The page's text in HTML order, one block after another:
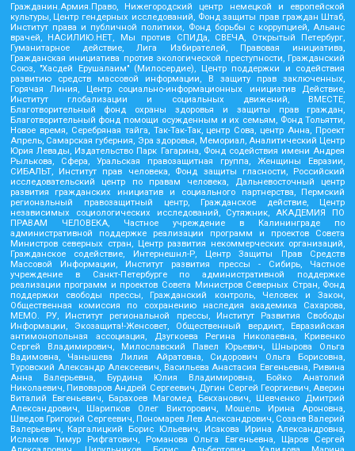
Гражданин.Армия.Право, Нижегородский центр немецкой и европейской
культуры, Центр гендерных исследований, Фонд защиты прав граждан Штаб,
Институт права и публичной политики, Фонд борьбы с коррупцией, Альянс
врачей, НАСИЛИЮ.НЕТ, Мы против СПИДа, СВЕЧА, Открытый Петербург,
Гуманитарное действие, Лига Избирателей, Правовая инициатива,
Гражданская инициатива против экологической преступности, Гражданский
Союз, "Хасдей Ерушалаим" (Милосердие), Центр поддержки и содействия
развитию средств массовой информации, В защиту прав заключенных,
Горячая Линия, Центр социально-информационных инициатив Действие,
Институт глобализации и социальных движений, ВМЕСТЕ,
Благотворительный фонд охраны здоровья и защиты прав граждан,
Благотворительный фонд помощи осужденным и их семьям, Фонд Тольятти,
Новое время, Серебряная тайга, Так-Так-Так, центр Сова, центр Анна, Проект
Апрель, Самарская губерния, Эра здоровья, Мемориал, Аналитический Центр
Юрия Левады, Издательство Парк Гагарина, Фонд содействия имени Андрея
Рылькова, Сфера, Уральская правозащитная группа, Женщины Евразии,
СИБАЛЬТ, Институт прав человека, Фонд защиты гласности, Российский
исследовательский центр по правам человека, Дальневосточный центр
развития гражданских инициатив и социального партнерства, Пермский
региональный правозащитный центр, Гражданское действие, Центр
независимых социологических исследований, Сутяжник, АКАДЕМИЯ ПО
ПРАВАМ ЧЕЛОВЕКА, Частное учреждение в Калининграде по
административной поддержке реализации программ и проектов Совета
Министров северных стран, Центр развития некоммерческих организаций,
Гражданское содействие, Интернешнл-Р, Центр Защиты Прав Средств
Массовой Информации, Институт развития прессы - Сибирь, Частное
учреждение в Санкт-Петербурге по административной поддержке
реализации программ и проектов Совета Министров Северных Стран, Фонд
поддержки свободы прессы, Гражданский контроль, Человек и Закон,
Общественная комиссия по сохранению наследия академика Сахарова,
МЕМО. РУ, Институт региональной прессы, Институт Развития Свободы
Информации, Экозащита!-Женсовет, Общественный вердикт, Евразийская
антимонопольная ассоциация, Дзугкоева Регина Николаевна, Кривенко
Сергей Владимирович, Милославский Павел Юрьевич, Шнырова Ольга
Вадимовна, Чанышева Лилия Айратовна, Сидорович Ольга Борисовна,
Туровский Александр Алексеевич, Васильева Анастасия Евгеньевна, Ривина
Анна Валерьевна, Бурдина Юлия Владимировна, Бойко Анатолий
Николаевич, Пивоваров Андрей Сергеевич, Дугин Сергей Георгиевич, Аверин
Виталий Евгеньевич, Барахоев Магомед Бекханович, Шевченко Дмитрий
Александрович, Шарипков Олег Викторович, Мошель Ирина Ароновна,
Шведов Григорий Сергеевич, Пономарев Лев Александрович, Созаев Валерий
Валерьевич, Каргалицкий Борис Юльевич, Исакова Ирина Александровна,
Исламов Тимур Рифгатович, Романова Ольга Евгеньевна, Щаров Сергей